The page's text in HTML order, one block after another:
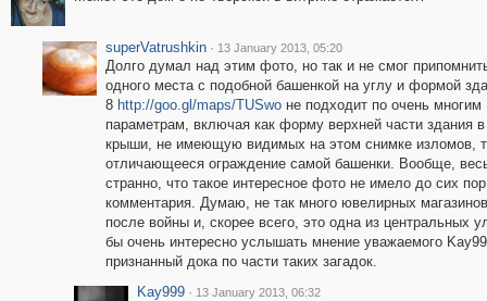
superVatrushkin · 13 January 2013, 05:20
Долго думал над этим фото, но так и не смог
одного места с подобной башенкой на углу и формой
8 http://goo.gl/maps/TUSwoне подходит по очень многим
параметрам, включая как форму верхней части здания
крыши, не имеющую видимых на этом снимке изломов,
отличающееся ограждение самой башенки. Вообще,
странно, что такое интересное фото не имело до сих
комментария. Думаю, не так много ювелирных
после войны и, скорее всего, это одна из центральных
бы очень интересно услышать мнение уважаемого
признанный дока по части таких загадок.
Kay999 · 13 January 2013, 06:32